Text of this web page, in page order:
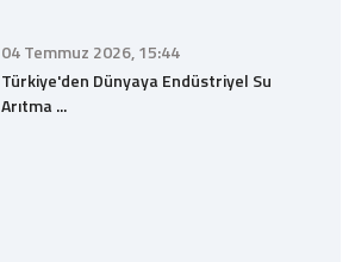
04 Temmuz 2026, 15:44
Türkiye'den Dünyaya Endüstriyel Su
Arıtma ...